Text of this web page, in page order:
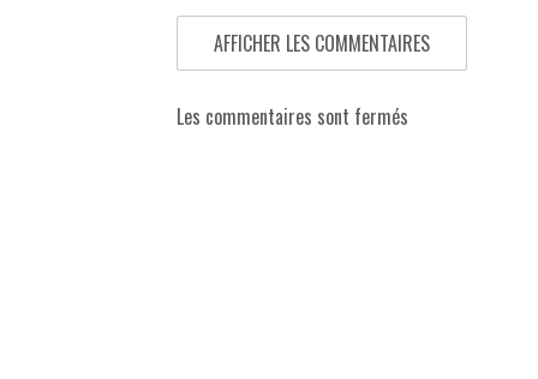
AFFICHER LES COMMENTAIRES
Les commentaires sont fermés